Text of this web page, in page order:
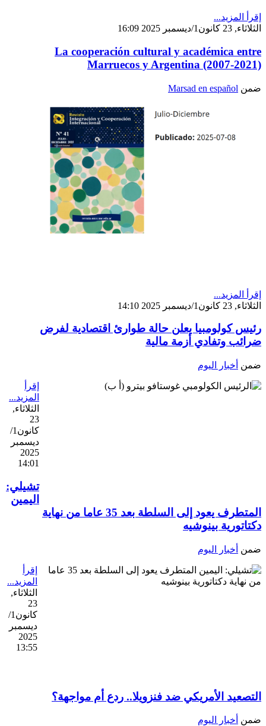
إقرأ المزيد...
الثلاثاء, 23 كانون1/ديسمبر 2025 16:09
La cooperación cultural y académica entre
Marruecos y Argentina (2007-2021)
ضمن Marsad en español
إقرأ المزيد...
الثلاثاء, 23 كانون1/ديسمبر 2025 14:10
رئيس كولومبيا يعلن حالة طوارئ اقتصادية لفرض
ضرائب وتفادي أزمة مالية
ضمن أخبار اليوم
إقرأ
المزيد...
الثلاثاء,
23
كانون1/
ديسمبر
2025
14:01
تشيلي:
اليمين
المتطرف يعود إلى السلطة بعد 35 عاما من نهاية
دكتاتورية بينوشيه
ضمن أخبار اليوم
إقرأ
المزيد...
الثلاثاء,
23
كانون1/
ديسمبر
2025
13:55
التصعيد الأمريكي ضد فنزويلا.. ردع أم مواجهة؟
ضمن أخبار اليوم